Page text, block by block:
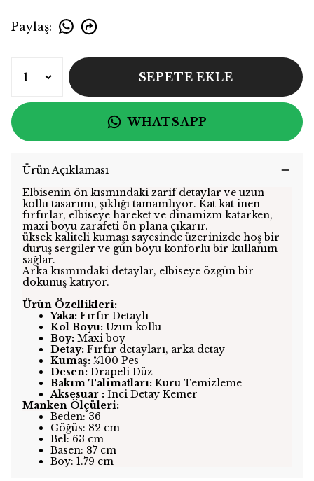
Paylaş:
SEPETE EKLE
WHATSAPP
Ürün Açıklaması
Elbisenin ön kısmındaki zarif detaylar ve uzun
kollu tasarımı, şıklığı tamamlıyor. Kat kat inen
fırfırlar, elbiseye hareket ve dinamizm katarken,
maxi boyu zarafeti ön plana çıkarır.
üksek kaliteli kumaşı sayesinde üzerinizde hoş bir
duruş sergiler ve gün boyu konforlu bir kullanım
sağlar.
Arka kısmındaki detaylar, elbiseye özgün bir
dokunuş katıyor.
Ürün Özellikleri:
Yaka: Fırfır Detaylı
Kol Boyu: Uzun kollu
Boy: Maxi boy
Detay: Fırfır detayları, arka detay
Kumaş: %100 Pes
Desen: Drapeli Düz
Bakım Talimatları: Kuru Temizleme
Aksesuar : İnci Detay Kemer
Manken Ölçüleri:
Beden: 36
Göğüs: 82 cm
Bel: 63 cm
Basen: 87 cm
Boy: 1.79 cm